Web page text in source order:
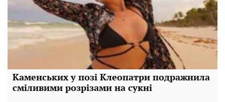
Каменських у позі Клеопатри подражнила
сміливими розрізами на сукні